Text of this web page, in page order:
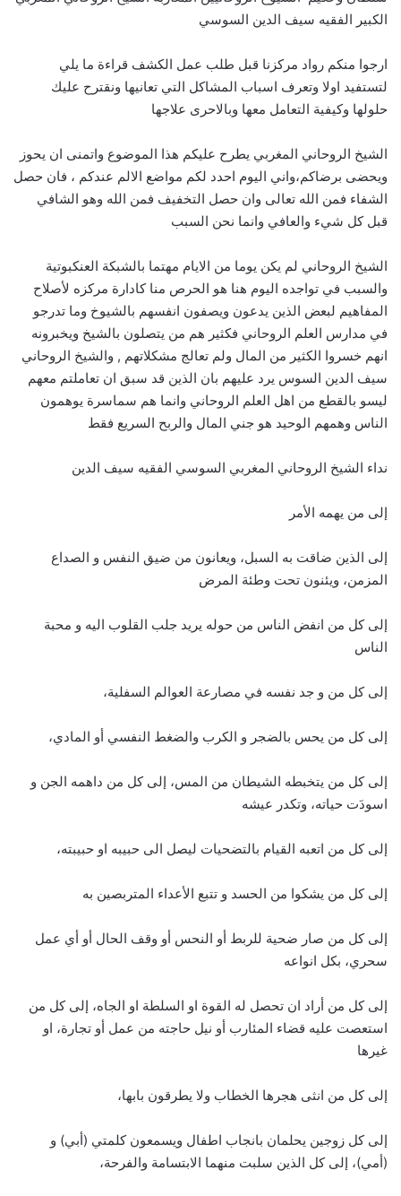
الكبير الفقيه سيف الدين السوسي
ارجوا منكم رواد مركزنا قبل طلب عمل الكشف قراءة ما يلي
لتستفيد اولا وتعرف اسباب المشاكل التي تعانيها ونقترح عليك
حلولها وكيفية التعامل معها وبالاحرى علاجها
الشيخ الروحاني المغربي يطرح عليكم هذا الموضوع واتمنى ان يحوز
ويحضى برضاكم،واني اليوم احدد لكم مواضع الالم عندكم ، فان حصل
الشفاء فمن الله تعالى وان حصل التخفيف فمن الله وهو الشافي
قبل كل شيء والعافي وانما نحن السبب
الشيخ الروحاني لم يكن يوما من الايام مهتما بالشبكة العنكبوتية
والسبب في تواجده اليوم هنا هو الحرص منا كادارة مركزه لأصلاح
المفاهيم لبعض الذين يدعون ويصفون انفسهم بالشيوخ وما تدرجو
في مدارس العلم الروحاني فكثير هم من يتصلون بالشيخ ويخبرونه
انهم خسروا الكثير من المال ولم تعالج مشكلاتهم , والشيخ الروحاني
سيف الدين السوس يرد عليهم بان الذين قد سبق ان تعاملتم معهم
ليسو بالقطع من اهل العلم الروحاني وانما هم سماسرة يوهمون
الناس وهمهم الوحيد هو جني المال والربح السريع فقط
نداء الشيخ الروحاني المغربي السوسي الفقيه سيف الدين
إلى من يهمه الأمر
إلى الذين ضاقت به السبل، ويعانون من ضيق النفس و الصداع
المزمن، ويئنون تحت وطئة المرض
إلى كل من انفض الناس من حوله يريد جلب القلوب اليه و محبة
الناس
إلى كل من و جد نفسه في مصارعة العوالم السفلية،
إلى كل من يحس بالضجر و الكرب والضغط النفسي أو المادي،
إلى كل من يتخبطه الشيطان من المس، إلى كل من داهمه الجن و
اسودَت حياته، وتكدر عيشه
إلى كل من اتعبه القيام بالتضحيات ليصل الى حبيبه او حبيبته،
إلى كل من يشكوا من الحسد و تتبع الأعداء المتربصين به
إلى كل من صار ضحية للربط أو النحس أو وقف الحال أو أي عمل
سحري، بكل انواعه
إلى كل من أراد ان تحصل له القوة او السلطة او الجاه، إلى كل من
استعصت عليه قضاء المئارب أو نيل حاجته من عمل أو تجارة، او
غيرها
إلى كل من انثى هجرها الخطاب ولا يطرقون بابها،
إلى كل زوجين يحلمان بانجاب اطفال ويسمعون كلمتي (أبي) و
(أمي)، إلى كل الذين سلبت منهما الابتسامة والفرحة،